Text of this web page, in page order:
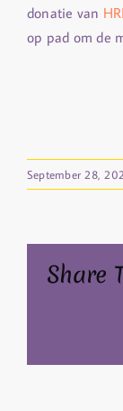
donatie van
op pad om de
September 28,
Share